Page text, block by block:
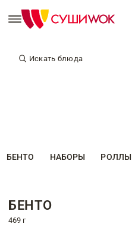
Искать блюда
БЕНТО НАБОРЫ РОЛЛЫ
БЕНТО
469 г